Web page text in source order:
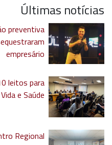
Últimas notícias
preventiva
empresário
leitos para
e Saúde
Regional